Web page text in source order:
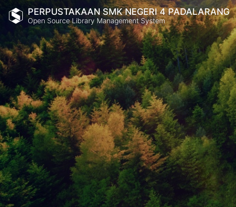
PERPUSTAKAAN SMK NEGERI 4 PADALARANG
Open Source Library Management System